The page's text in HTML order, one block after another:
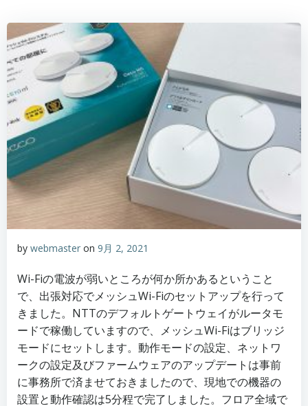
by webmaster on 9月 2, 2021
Wi-Fiの電波が弱いところが何か所かあるということ
で、出張対応でメッシュWi-Fiのセットアップを行って
きました。NTTのデフォルトゲートウェイがルータモ
ードで稼働していますので、メッシュWi-Fiはブリッジ
モードにセットします。動作モードの設定、ネットワ
ークの設定及びファームウェアのアップデートは事前
に事務所で済ませておきましたので、現地での機器の
設置と動作確認は5分程で完了しました。フロア全域で